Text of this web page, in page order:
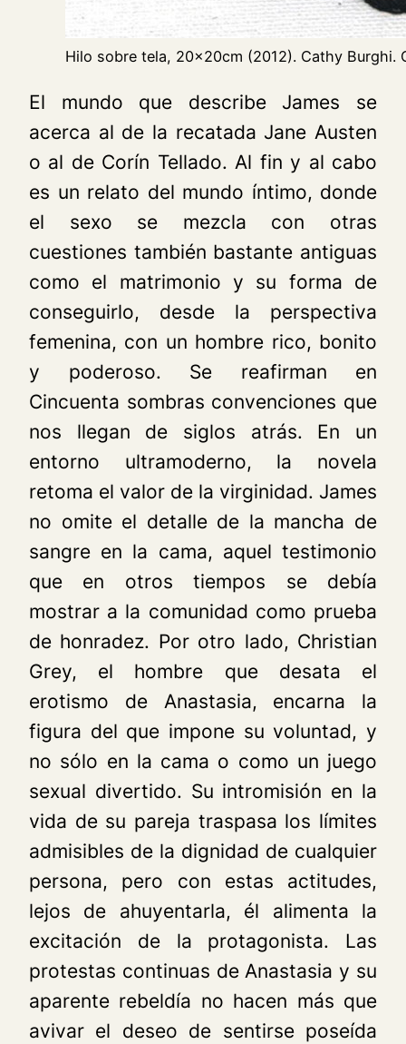
Hilo sobre tela, 20x20cm (2012). Cathy Burghi.
El mundo que describe James se
acerca al de la recatada Jane Austen
o al de Corín Tellado. Al fin y al cabo
es un relato del mundo íntimo, donde
el sexo se mezcla con otras
cuestiones también bastante antiguas
como el matrimonio y su forma de
conseguirlo, desde la perspectiva
femenina, con un hombre rico, bonito
y poderoso. Se reafirman en
Cincuenta sombras convenciones que
nos llegan de siglos atrás. En un
entorno ultramoderno, la novela
retoma el valor de la virginidad. James
no omite el detalle de la mancha de
sangre en la cama, aquel testimonio
que en otros tiempos se debía
mostrar a la comunidad como prueba
de honradez. Por otro lado, Christian
Grey, el hombre que desata el
erotismo de Anastasia, encarna la
figura del que impone su voluntad, y
no sólo en la cama o como un juego
sexual divertido. Su intromisión en la
vida de su pareja traspasa los límites
admisibles de la dignidad de cualquier
persona, pero con estas actitudes,
lejos de ahuyentarla, él alimenta la
excitación de la protagonista. Las
protestas continuas de Anastasia y su
aparente rebeldía no hacen más que
avivar el deseo de sentirse poseída